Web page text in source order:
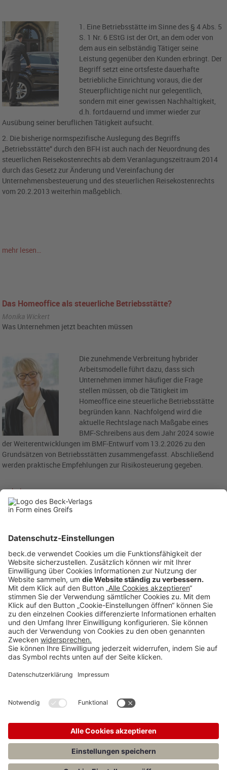
1. Eine Betriebsstätte im Sinne des § 4 Abs. 5
S. 1 Nr. 6 EStG ist der Ort, an dem oder von
dem aus ein selbständig Tätiger seine
Leistung gegenüber den Kunden erbringt. Der
Begriff setzt eine ortsfeste dauerhafte
betriebliche Einrichtung voraus, die der
Steuerpflichtige nicht nur gelegentlich,
sondern mit einer gewissen Nachhaltigkeit,
d.h. fortdauernd und immer wieder zur
Ausübung seiner beruflichen Tätigkeit aufsucht.
2. Die bisherige normspezifische Auslegung des Begriffs
„Betriebsstätte“ durch den BFH ist auch nach der Neuordnung des
steuerlichen Reisekostenrechts ab dem Veranlagungszeitraum 2014
durch das Gesetz zur Änderung und Vereinfachung der
Unternehmensbesteuerung und des steuerlichen Reisekostenrechts
vom 20.2.2013 weiterhin maßgeblich.
mehr lesen…
Das Homeoffice als steuerliche Betriebsstätte?
Monika Wickert
Was Unternehmen jetzt beachten müssen
Die zunehmende Verbreitung hybrider
Arbeitsmodelle führt dazu, dass sich
Unternehmen immer häufiger die Frage
stellen müssen, ob die Tätigkeit im
Homeoffice eine steuerliche Betriebsstätte
begründen kann. Nachfolgend wird die
aktuelle Rechtslage nach Maßgabe eines
BMF‑Schreibens aus dem Jahr 2024 sowie
der Weiterentwicklungen im BMF‑Entwurf vom 13.2.2026 zu den
Grundsätzen von Betriebsstätten zusammengefasst. Abschließend
werden praktische Empfehlungen zur Risikosteuerung gegeben.
mehr lesen…
1 2 3 4 5 6 7 8 9
Rubriken
Menü
Anzeigen